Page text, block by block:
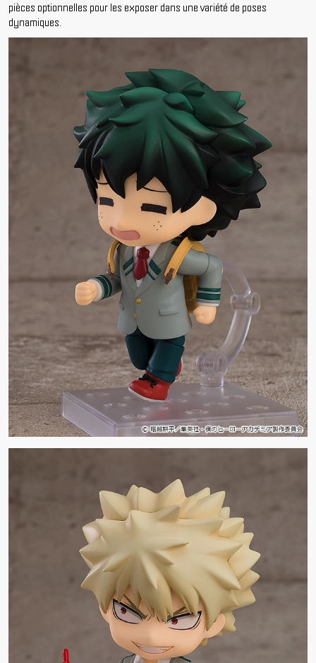
pièces optionnelles pour les exposer dans une variété de poses
dynamiques.